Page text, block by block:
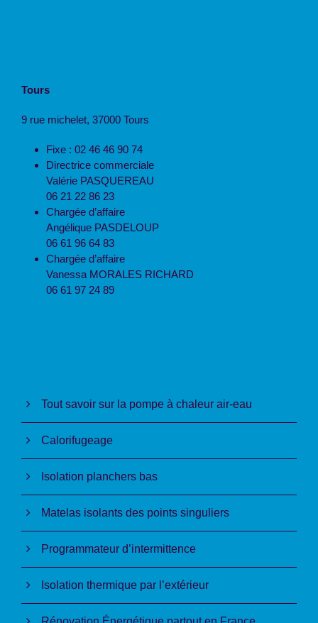
Tours
9 rue michelet, 37000 Tours
Fixe : 02 46 46 90 74
Directrice commerciale
Valérie PASQUEREAU
06 21 22 86 23
Chargée d’affaire
Angélique PASDELOUP
06 61 96 64 83
Chargée d’affaire
Vanessa MORALES RICHARD
06 61 97 24 89
Tout savoir sur la pompe à chaleur air-eau
Calorifugeage
Isolation planchers bas
Matelas isolants des points singuliers
Programmateur d’intermittence
Isolation thermique par l’extérieur